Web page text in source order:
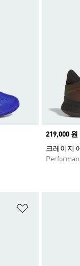
Price
219,000 원
크레이지